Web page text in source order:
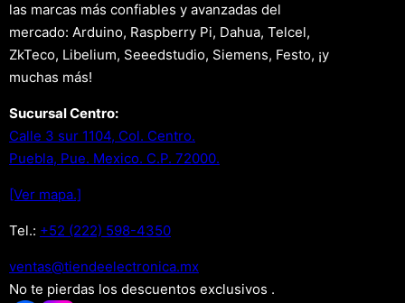
las marcas más confiables y avanzadas del
mercado: Arduino, Raspberry Pi, Dahua, Telcel,
ZkTeco, Libelium, Seeedstudio, Siemens, Festo, ¡y
muchas más!
Sucursal Centro:
Calle 3 sur 1104, Col. Centro.
Puebla, Pue. Mexico. C.P. 72000.
[Ver mapa.]
Tel.: +52 (222) 598-4350
xm.acinortceleedneit@satnev
No te pierdas los descuentos exclusivos .